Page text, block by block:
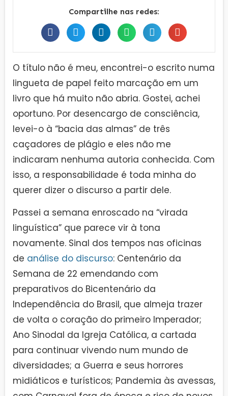
Compartilhe nas redes:
O título não é meu, encontrei-o escrito numa
lingueta de papel feito marcação em um
livro que há muito não abria. Gostei, achei
oportuno. Por desencargo de consciência,
levei-o à “bacia das almas” de três
caçadores de plágio e eles não me
indicaram nenhuma autoria conhecida. Com
isso, a responsabilidade é toda minha do
querer dizer o discurso a partir dele.
Passei a semana enroscado na “virada
linguística” que parece vir à tona
novamente. Sinal dos tempos nas oficinas
de análise do discurso: Centenário da
Semana de 22 emendando com
preparativos do Bicentenário da
Independência do Brasil, que almeja trazer
de volta o coração do primeiro Imperador;
Ano Sinodal da Igreja Católica, a cartada
para continuar vivendo num mundo de
diversidades; a Guerra e seus horrores
midiáticos e turísticos; Pandemia às avessas,